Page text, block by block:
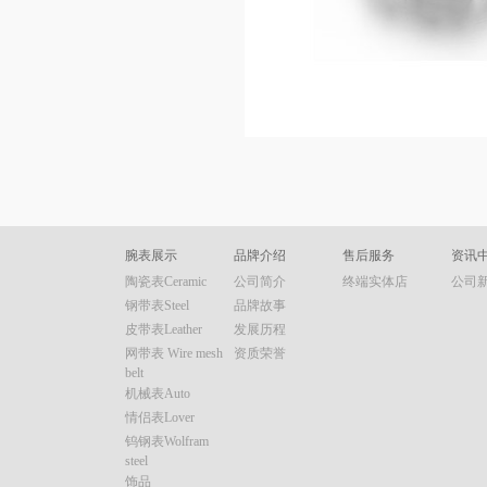
腕表展示
陶瓷表Ceramic
钢带表Steel
皮带表Leather
网带表 Wire mesh
belt
机械表Auto
情侣表Lover
钨钢表Wolfram
steel
饰品
品牌介绍
公司简介
品牌故事
发展历程
资质荣誉
售后服务
终端实体店
资讯
公司